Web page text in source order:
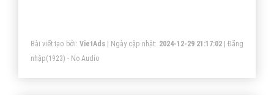
Bài viết tạo bởi: VietAds| Ngày cập nhật: 2024-12-29 21:17:02|Đăng
nhập(1923) - No Audio